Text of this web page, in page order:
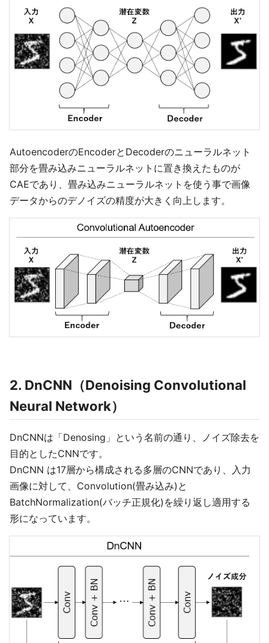
AutoencoderのEncoderとDecoderのニューラルネット
部分を畳み込みニューラルネットに置き換えたものが
CAEであり、畳み込みニューラルネットを使う事で画像
データからのデノイズの精度が大きく向上します。
2. DnCNN（Denoising Convolutional
Neural Network）
DnCNNは「Denosing」という名前の通り、ノイズ除去を
目的としたCNNです。
DnCNN は17層から構成される多層のCNNであり、入力
画像に対して、Convolution(畳み込み)と
BatchNormalization(バッチ正規化)を繰り返し適用する
形になっています。